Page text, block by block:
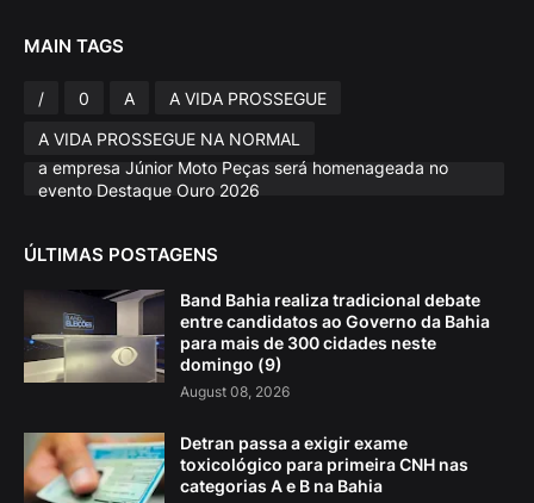
MAIN TAGS
/ 0 A
A VIDA PROSSEGUE
A VIDA PROSSEGUE NA NORMAL
a empresa Júnior Moto Peças será homenageada no
evento Destaque Ouro 2026
ÚLTIMAS POSTAGENS
Band Bahia realiza tradicional debate
entre candidatos ao Governo da Bahia
para mais de 300 cidades neste
domingo (9)
August 08, 2026
Detran passa a exigir exame
toxicológico para primeira CNH nas
categorias A e B na Bahia